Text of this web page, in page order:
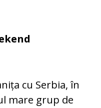
cu Serbia, în
mare grup de